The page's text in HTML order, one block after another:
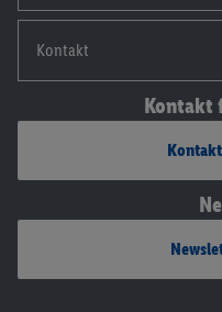
Kontakt
Kontakt